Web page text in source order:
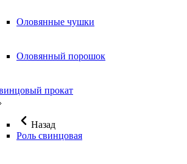
Оловянные чушки
Оловянный порошок
прокат
Назад
Роль свинцовая